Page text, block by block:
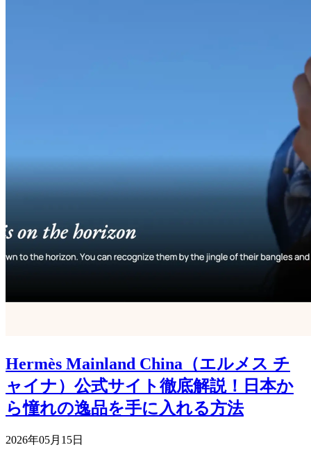
Hermès Mainland China（エルメス チ
ャイナ）公式サイト徹底解説！日本か
ら憧れの逸品を手に入れる方法
2026年05月15日